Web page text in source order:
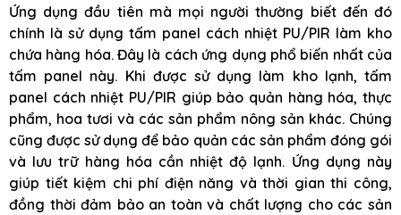
Ứng dụng đầu tiên mà mọi người thường biết đến đó
chính là sử dụng tấm panel cách nhiệt PU/PIR làm kho
chứa hàng hóa. Đây là cách ứng dụng phổ biến nhất của
tấm panel này. Khi được sử dụng làm kho lạnh, tấm
panel cách nhiệt PU/PIR giúp bảo quản hàng hóa, thực
phẩm, hoa tươi và các sản phẩm nông sản khác. Chúng
cũng được sử dụng để bảo quản các sản phẩm đóng gói
và lưu trữ hàng hóa cần nhiệt độ lạnh. Ứng dụng này
giúp tiết kiệm chi phí điện năng và thời gian thi công,
đồng thời đảm bảo an toàn và chất lượng cho các sản